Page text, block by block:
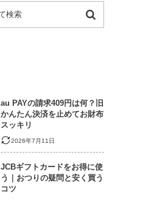
au PAYの請求409円は何？旧
かんたん決済を止めてお財布
スッキリ
2026年7月11日
JCBギフトカードをお得に使
う｜おつりの疑問と安く買う
コツ